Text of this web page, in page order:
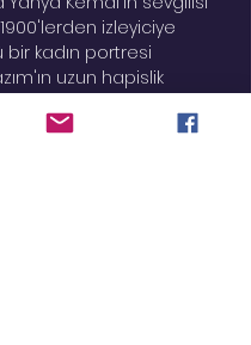
izleyiciye
kadın portresi
uzun hapislik
verdiği mücadele